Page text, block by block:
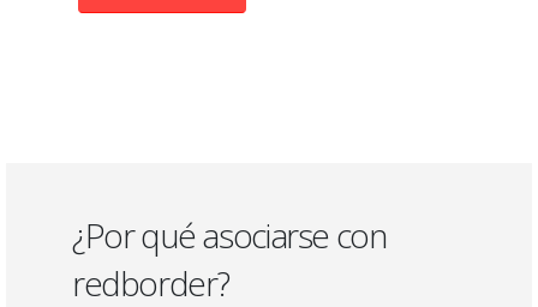
¿Por qué asociarse con
redborder?